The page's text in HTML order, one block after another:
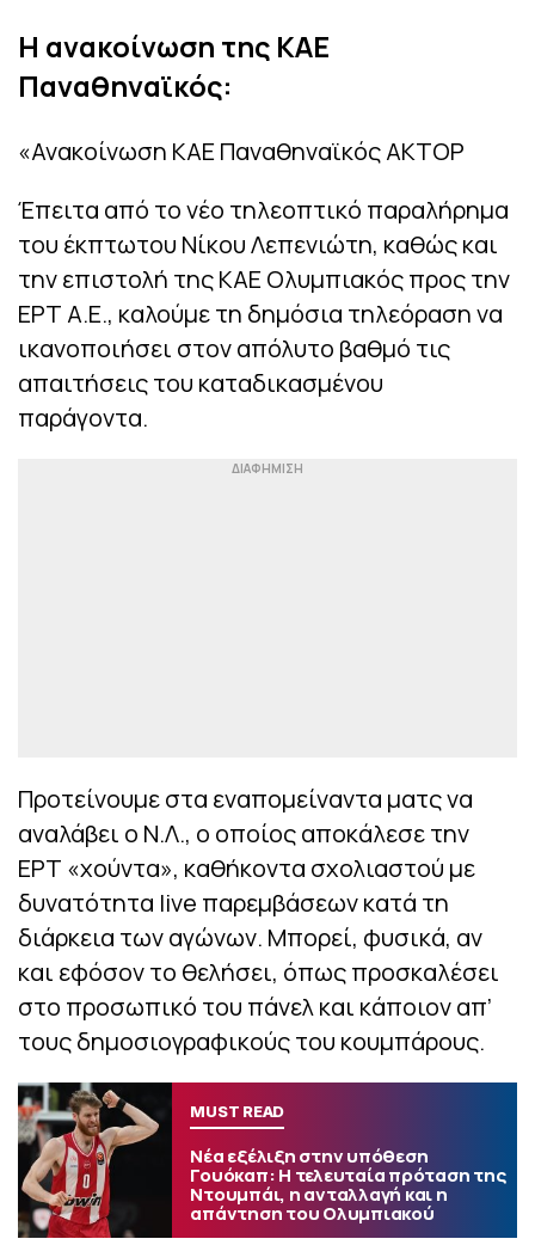
Η ανακοίνωση της ΚΑΕ
Παναθηναϊκός:
«Ανακοίνωση ΚΑΕ Παναθηναϊκός ΑΚΤΟΡ
Έπειτα από το νέο τηλεοπτικό παραλήρημα
του έκπτωτου Νίκου Λεπενιώτη, καθώς και
την επιστολή της ΚΑΕ Ολυμπιακός προς την
ΕΡΤ Α.Ε., καλούμε τη δημόσια τηλεόραση να
ικανοποιήσει στον απόλυτο βαθμό τις
απαιτήσεις του καταδικασμένου
παράγοντα.
Προτείνουμε στα εναπομείναντα ματς να
αναλάβει ο Ν.Λ., ο οποίος αποκάλεσε την
ΕΡΤ «χούντα», καθήκοντα σχολιαστού με
δυνατότητα live παρεμβάσεων κατά τη
διάρκεια των αγώνων. Μπορεί, φυσικά, αν
και εφόσον το θελήσει, όπως προσκαλέσει
στο προσωπικό του πάνελ και κάποιον απ’
τους δημοσιογραφικούς του κουμπάρους.
MUST READ
Νέα εξέλιξη στην υπόθεση
Γουόκαπ: Η τελευταία πρόταση της
Ντουμπάι, η ανταλλαγή και η
απάντηση του Ολυμπιακού